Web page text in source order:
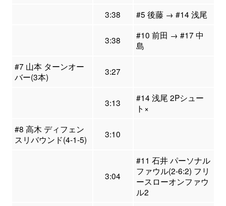
3:38 #5 後藤 → #14 浅尾
3:38
#10 前田 → #17 中
島
#7 山本 ターンオー
バー(3本)
3:27
3:13
#14 浅尾 2Pシュー
ト×
#8 高木 ディフェン
スリバウンド(4-1-5)
3:10
3:04
#11 石井 パーソナル
ファウル(2-6:2) フリ
ースローオンファウ
ル2